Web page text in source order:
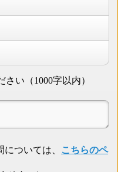
い（1000字以内）
ついては、
こちらのペ